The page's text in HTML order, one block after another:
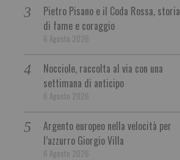
Pietro Pisano e il Coda Rossa, storia
di fame e coraggio
6 Agosto 2026
Nocciole, raccolta al via con una
settimana di anticipo
6 Agosto 2026
Argento europeo nella velocità per
l’azzurro Giorgio Villa
6 Agosto 2026